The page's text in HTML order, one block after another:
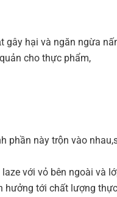
hại và ngăn ngừa
cho thực phẩm,
này trộn vào
với vỏ bên ngoài và
tới chất lượng